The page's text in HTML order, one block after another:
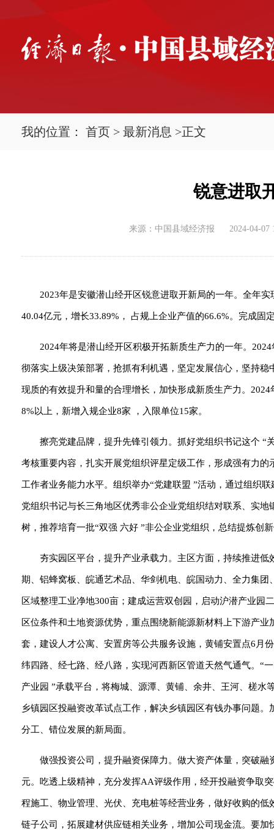
我的位置： 首页 > 最新消息 >正文
锐意进取
来源：中国县域经济报 2024-04-07
​2023年是安徽潜山经开区锐意进取开新局的一年。全年
40.04亿元，增长33.89%， 占规上企业产值的66.6%。完成固
2024年将是潜山经开区积极开拓新质生产力的一年。
彻落实上级决策部署，抢抓有利机遇，坚定发展信心，坚持
现质的有效提升和量的合理增长，加快形成新质生产力。
8%以上，新增入规企业8家 ，入限单位15家。
擦亮党建品牌，提升先锋引领力。抓好党组织书记这个 “
考核重要内容，扎实开展党组织评星定级工作，形成强有力
工作者业务能力水平。组织举办“党建联盟 ”活动，通过组织
党组织书记与长三角地区优秀非公企业党组织结对联系、实
树，推荐培育一批“双强 六好 ”非公企业党组织，总结提炼创
夯实园区平台，提升产业承载力。主区方面，持续推进
期、铝蜂窝板、皖通艺术品、华剑机电、皖国动力、全力集
区域整理工业净地300亩；建成运营双创园，启动沪潜产业
区位条件和土地资源优势，重点围绕新能源新材料上下游产
套，建设人才公寓、安置房等公共服务设施，黄铺安置点6月
纬四路、经七路、经八路，实现河西新区管道天然气通气。“
产业园 ”承载平台，将梅城、源潭、黄铺、余井、王河、槎水
乡镇园区投融资改革试点工作，解决乡镇园区有钱办事问题
分工、错位发展的新局面。
做强投资公司，提升融资保障力。做大资产体量，突破
元。吃透上级精神，充分发挥AA评级作用，经开投融资争取
程施工、物业管理、光伏、充电桩等经营业务，做好收购的
链子公司，拓展建材供应链相关业务，增加公司现金流。要